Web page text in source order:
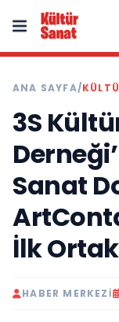
ANA SAYFA/
3S
Sanat
İlk
HABER MERKEZI